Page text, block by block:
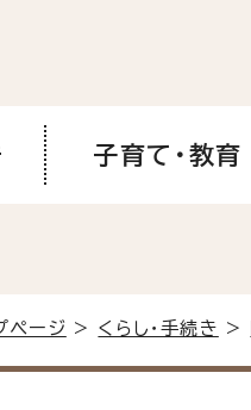
子育て・教育
ページ > くらし・手続き >